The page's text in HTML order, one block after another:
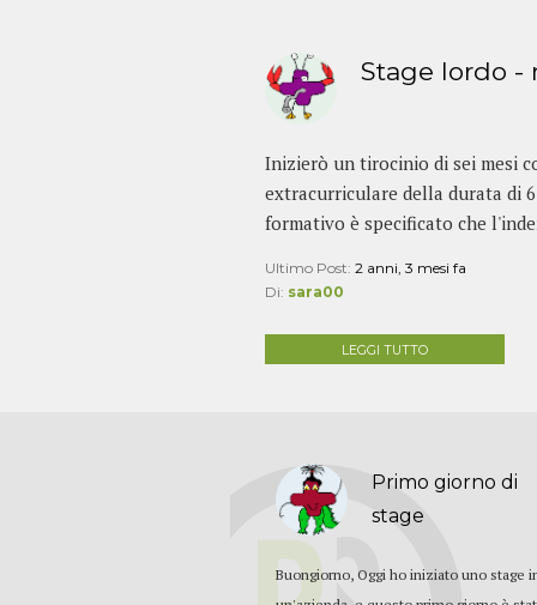
Stage lordo -
Inizierò un tirocinio di sei mesi
extracurriculare della durata di
formativo è specificato che
Ultimo Post: 2 anni, 3 mesi fa
Di: sara00
LEGGI TUTTO
Primo giorno di
stage
Buongiorno, Oggi ho iniziato uno stage